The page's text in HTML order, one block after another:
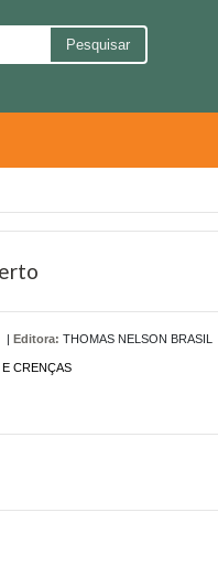
Pesquisar
| Editora: THOMAS NELSON BRASIL
CRENÇAS